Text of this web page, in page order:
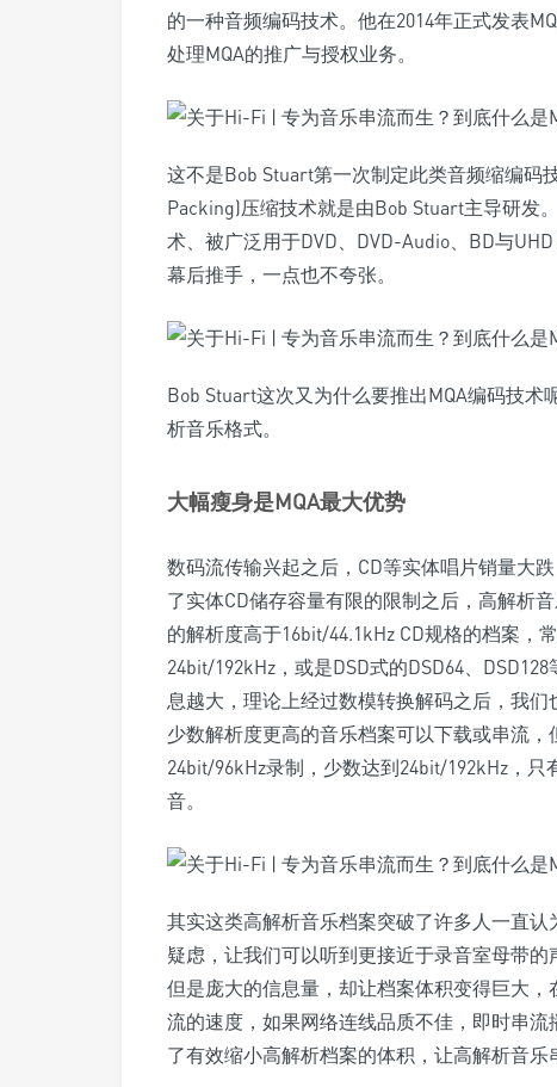
的一种音频编码技术。他在2014年正式发表
处理MQA的推广与授权业务。
这不是Bob Stuart第一次制定此类音频缩编码
Packing)压缩技术就是由Bob Stuart主导研发
术、被广泛用于DVD、DVD-Audio、BD与
幕后推手，一点也不夸张。
Bob Stuart这次又为什么要推出MQA编码技
析音乐格式。
大幅瘦身是MQA最大优势
数码流传输兴起之后，CD等实体唱片销量大
了实体CD储存容量有限的限制之后，高解析
的解析度高于16bit/44.1kHz CD规格的档案，
24bit/192kHz，或是DSD式的DSD64、
息越大，理论上经过数模转换解码之后，我
少数解析度更高的音乐档案可以下载或串流
24bit/96kHz录制，少数达到24bit/192kHz，
音。
其实这类高解析音乐档案突破了许多人一直
疑虑，让我们可以听到更接近于录音室母带
但是庞大的信息量，却让档案体积变得巨大
流的速度，如果网络连线品质不佳，即时串
了有效缩小高解析档案的体积，让高解析音乐